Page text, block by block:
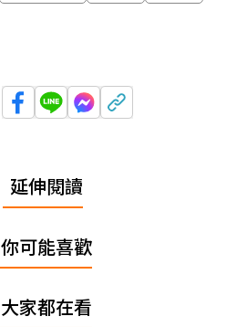
延伸閱讀
你可能喜歡
大家都在看